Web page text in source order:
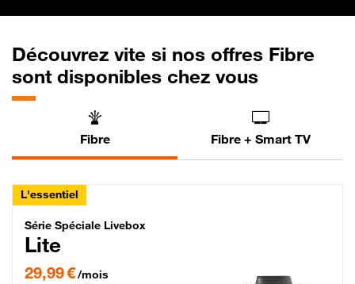
Découvrez vite si nos offres Fibre
sont disponibles chez vous
Fibre Fibre + Smart TV
L'essentiel
Série Spéciale Livebox Lite Fibre
Série Spéciale Livebox
Lite
29,99 €/mois